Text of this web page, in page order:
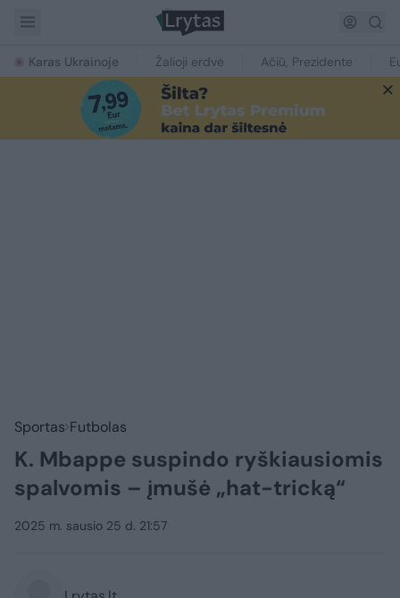
Karas Ukrainoje Žalioji erdvė Ačiū, Prezidente
Sportas Futbolas
K. Mbappe suspindo ryškiausiomis
spalvomis – įmušė „hat-tricką“
2025 m. sausio 25 d. 21:57